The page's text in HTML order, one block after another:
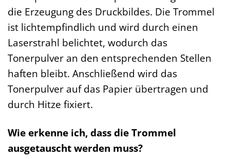
die Erzeugung des Druckbildes. Die Trommel
ist lichtempfindlich und wird durch einen
Laserstrahl belichtet, wodurch das
Tonerpulver an den entsprechenden Stellen
haften bleibt. Anschließend wird das
Tonerpulver auf das Papier übertragen und
durch Hitze fixiert.
Wie erkenne ich, dass die Trommel
ausgetauscht werden muss?